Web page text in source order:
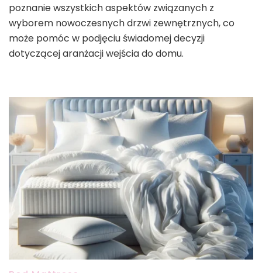
poznanie wszystkich aspektów związanych z
wyborem nowoczesnych drzwi zewnętrznych, co
może pomóc w podjęciu świadomej decyzji
dotyczącej aranżacji wejścia do domu.